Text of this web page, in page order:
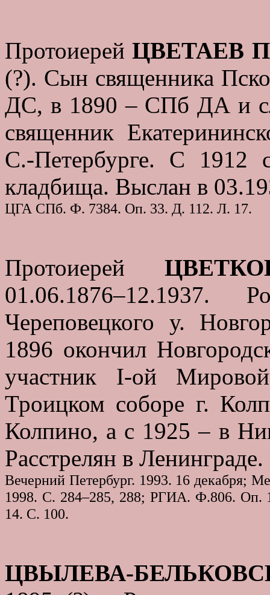
ПротоиерейЦВЕТАЕВ
(?). Сын священника
ДС, в 1890 – СПб ДА и
священник
С.-Петербурге. С 1912
кладбища. Выслан в
ЦГА СПб. Ф. 7384. Оп. 33. Д. 112. Л. 17.
Протоиерей
Череповецкого у.
1896 окончил
участник I-ой
Троицком соборе г.
Колпино, а с 1925 – в
Расстрелян в Ленинграде.
Вечерний Петербург. 1993. 16
1998. С. 284–285, 288; РГИА. Ф.806.
14. С. 100.
ЦВЫЛЕВА-